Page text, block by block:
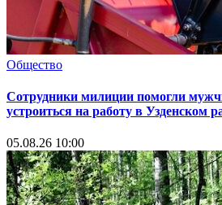
Общество
Сотрудники милиции помогли
устроиться на работу в Узденском
05.08.26 10:00